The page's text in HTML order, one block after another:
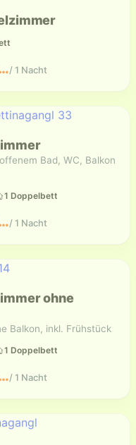
/ 1 Nacht
Bad, WC, Balkon
1 Doppelbett
/ 1 Nacht
ohne
Balkon, inkl. Frühstück
1 Doppelbett
/ 1 Nacht